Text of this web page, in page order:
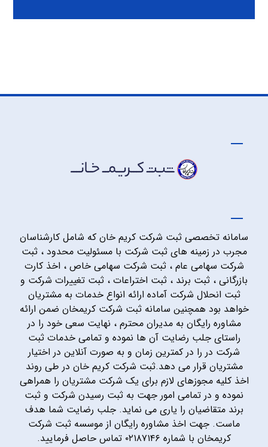
سامانه تخصصی ثبت شرکت کریم خان که شامل کارشناسان
مجرب در زمینه های ثبت شرکت با مسئولیت محدود ، ثبت
شرکت سهامی عام ، ثبت شرکت سهامی خاص ، اخذ کارت
بازرگانی ، ثبت برند ، ثبت اختراعات ، ثبت تغییرات شرکت و
ثبت انحلال شرکت آماده ارائه انواع خدمات به مشتریان
خواهد بود همچنین سامانه ثبت شرکت کریمخان ضمن ارائه
مشاوره رایگان به مدیران محترم ، نهایت سعی خود را در
راستای جلب رضایت آن ها نموده و تمامی خدمات ثبت
شرکت در را در کمترین زمان و به صورت آنلاین در اختیار
مشتریان قرار می دهد.ثبت شرکت کریم خان در طی روند
اخذ کلیه مجوزهای لازم برای یک شرکت مشتریان را همراهی
نموده و در تمامی امور جهت به ثبت رسیدن شرکت و ثبت
برند متقاضیان را یاری می نماید. جلب رضایت شما هدف
ماست. جهت اخذ مشاوره رایگان از موسسه ثبت شرکت
کریمخان با شماره ۰۲۱۸۷۱۴۶ تماس حاصل فرمایید.